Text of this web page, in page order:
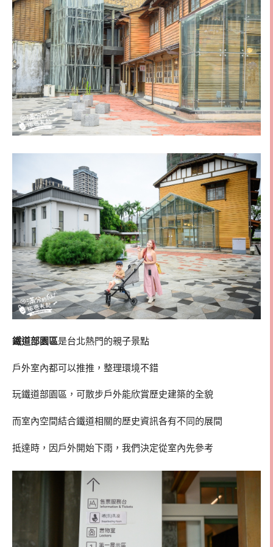
鐵道部園區是台北熱門的親子景點
戶外室內都可以推推，整理環境不錯
玩鐵道部園區，可散步戶外能欣賞歷史建築的全貌
而室內空間結合鐵道相關的歷史資訊各有不同的展間
抵達時，因戶外開始下雨，我們決定從室內先參考